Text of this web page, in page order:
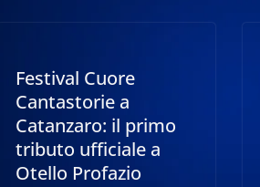
Festival Cuore
Cantastorie a
Catanzaro: il primo
tributo ufficiale a
Otello Profazio